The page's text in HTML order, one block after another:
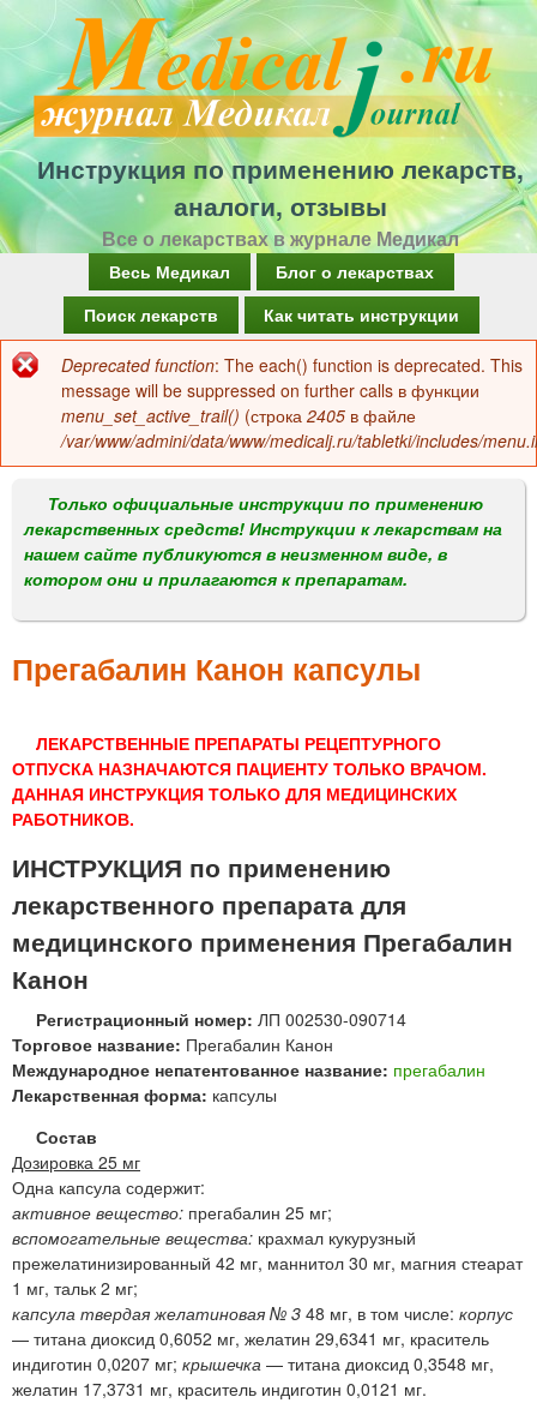
Перейти
к
основному
содержанию
Инструкция по применению лекарств,
аналоги, отзывы
Все о лекарствах в журнале Медикал
а
в
о
м
е
н
Весь Медикал
Блог о лекарствах
Поиск лекарств
Как читать инструкции
Сообщение
об
ошибке
Deprecated function: The each() function is deprecated. This
message will be suppressed on further calls в функции
menu_set_active_trail() (строка 2405 в файле
/var/www/admini/data/www/medicalj.ru/tabletki/includes/
Только официальные инструкции по применению
лекарственных средств! Инструкции к лекарствам на
нашем сайте публикуются в неизменном виде, в
котором они и прилагаются к препаратам.
Прегабалин Канон капсулы
ЛЕКАРСТВЕННЫЕ ПРЕПАРАТЫ РЕЦЕПТУРНОГО
ОТПУСКА НАЗНАЧАЮТСЯ ПАЦИЕНТУ ТОЛЬКО ВРАЧОМ.
ДАННАЯ ИНСТРУКЦИЯ ТОЛЬКО ДЛЯ МЕДИЦИНСКИХ
РАБОТНИКОВ.
ИНСТРУКЦИЯ по применению
лекарственного препарата для
медицинского применения Прегабалин
Канон
Регистрационный номер: ЛП 002530-090714
Торговое название: Прегабалин Канон
Международное непатентованное название: прегабалин
Лекарственная форма: капсулы
Состав
Дозировка 25 мг
Одна капсула содержит:
активное вещество: прегабалин 25 мг;
вспомогательные вещества: крахмал кукурузный
прежелатинизированный 42 мг, маннитол 30 мг, магния стеарат
1 мг, тальк 2 мг;
капсула твердая желатиновая № 3 48 мг, в том числе: корпус
— титана диоксид 0,6052 мг, желатин 29,6341 мг, краситель
индиготин 0,0207 мг; крышечка — титана диоксид 0,3548 мг,
желатин 17,3731 мг, краситель индиготин 0,0121 мг.